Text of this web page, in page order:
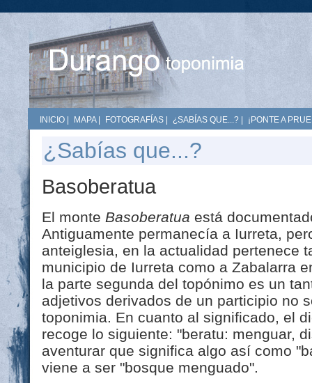
INICIO MAPA| FOTOGRAFÍAS ¿SABÍAS QUE...? ¡PONTE A
¿Sabías que...?
Basoberatua
El monte Basoberatua está
Antiguamente permanecía a Iurreta,
anteiglesia, en la actualidad pertenece
municipio de Iurreta como a Zabalarra
la parte segunda del topónimo es un
adjetivos derivados de un participio no
toponimia. En cuanto al significado, el
recoge lo siguiente: "beratu: menguar,
aventurar que significa algo así como
viene a ser "bosque menguado".